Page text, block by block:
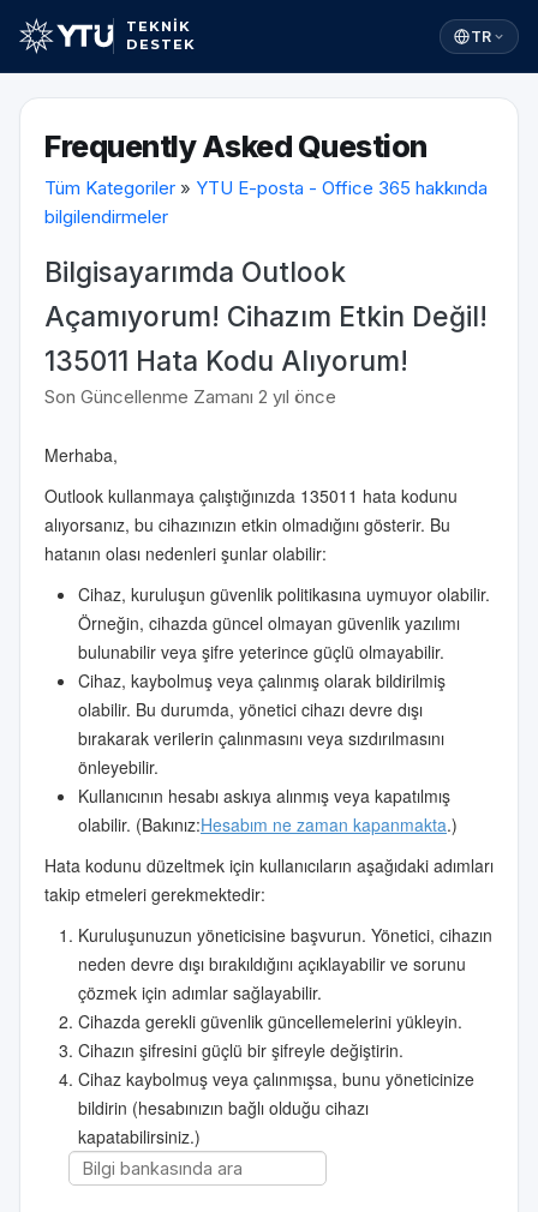
TEKNİK
DESTEK
TR
Frequently Asked Question
Tüm Kategoriler » YTU E-posta - Office 365 hakkında
bilgilendirmeler
Bilgisayarımda Outlook
Açamıyorum! Cihazım Etkin Değil!
135011 Hata Kodu Alıyorum!
Son Güncellenme Zamanı 2 yıl önce
Merhaba,
Outlook kullanmaya çalıştığınızda 135011 hata kodunu
alıyorsanız, bu cihazınızın etkin olmadığını gösterir. Bu
hatanın olası nedenleri şunlar olabilir:
Cihaz, kuruluşun güvenlik politikasına uymuyor olabilir.
Örneğin, cihazda güncel olmayan güvenlik yazılımı
bulunabilir veya şifre yeterince güçlü olmayabilir.
Cihaz, kaybolmuş veya çalınmış olarak bildirilmiş
olabilir. Bu durumda, yönetici cihazı devre dışı
bırakarak verilerin çalınmasını veya sızdırılmasını
önleyebilir.
Kullanıcının hesabı askıya alınmış veya kapatılmış
olabilir. (Bakınız:Hesabım ne zaman kapanmakta.)
Hata kodunu düzeltmek için kullanıcıların aşağıdaki adımları
takip etmeleri gerekmektedir:
Kuruluşunuzun yöneticisine başvurun. Yönetici, cihazın
neden devre dışı bırakıldığını açıklayabilir ve sorunu
çözmek için adımlar sağlayabilir.
Cihazda gerekli güvenlik güncellemelerini yükleyin.
Cihazın şifresini güçlü bir şifreyle değiştirin.
Cihaz kaybolmuş veya çalınmışsa, bunu yöneticinize
bildirin (hesabınızın bağlı olduğu cihazı
kapatabilirsiniz.)